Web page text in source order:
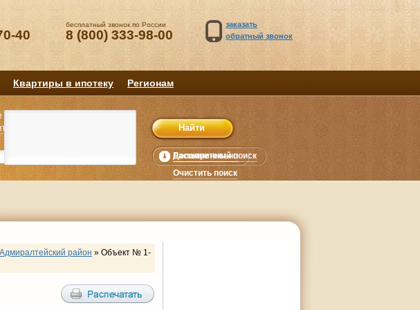
40
бесплатный звонок по России
8 (800) 333-98-00
заказать
обратный звонок
Квартиры в ипотеку Регионам
Расширенный поиск
Очистить поиск
цена Дополнительно
Адмиралтейский район » Объект № 1-